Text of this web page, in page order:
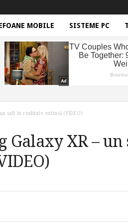
MOBILE SISTEME PC
salt în realitate extinsă (VIDEO)
Galaxy XR –